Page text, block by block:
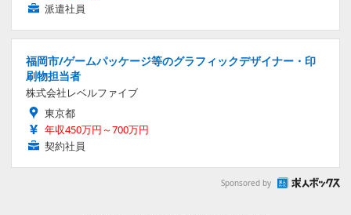
派遣社員
福岡市/ゲームパッケージ等のグラフィックデザイナー・印
刷物担当者
株式会社レベルファイブ
東京都
年収450万円～700万円
契約社員
Sponsored by